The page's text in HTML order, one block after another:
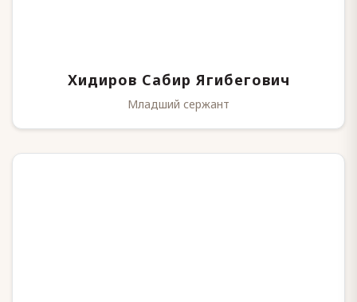
Хидиров Сабир Ягибегович
Младший сержант